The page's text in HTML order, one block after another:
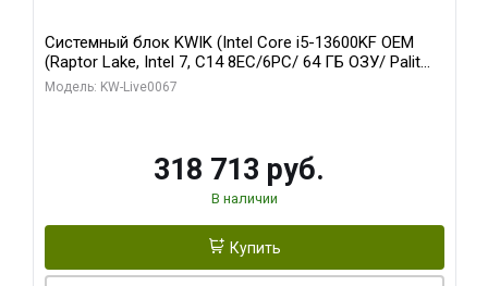
Системный блок KWIK (Intel Core i5-13600KF OEM
(Raptor Lake, Intel 7, C14 8EC/6PC/ 64 ГБ ОЗУ/ Palit
RTX5080 GAMINGPRO OC 16GB GDDR7 256bit 3xDP
Модель: KW-Live0067
318 713 руб.
В наличии
Купить